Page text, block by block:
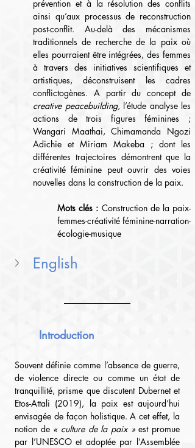
prévention et à la résolution des conflits
ainsi qu’aux processus de reconstruction
post-conflit. Au-delà des mécanismes
traditionnels de recherche de la paix où
elles pourraient être intégrées, des femmes
à travers des initiatives scientifiques et
artistiques, déconstruisent les cadres
creative peacebuilding, l’étude analyse les
actions de trois figures féminines ;
Wangari Maathai, Chimamanda Ngozi
Adichie et Miriam Makeba ; dont les
différentes trajectoires démontrent que la
créativité féminine peut ouvrir des voies
nouvelles dans la construction de la paix.
Mots clés : Construction de la paix-
femmes-créativité féminine-narration-
écologie-musique
English
Introduction
Souvent définie comme l’absence de guerre,
de violence directe ou comme un état de
tranquillité, prisme que discutent Dubernet et
Etos-Attali (2019), la paix est aujourd’hui
envisagée de façon holistique. A cet effet, la
notion de « culture de la paix » est promue
par l’UNESCO et adoptée par l’Assemblée